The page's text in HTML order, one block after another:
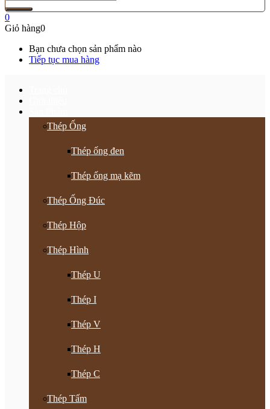
0
Giỏ hàng0
Bạn chưa chọn sản phẩm nào
Tiếp tục mua hàng
Thép Ống
Thép ống đen
Thép ống mạ kẽm
Thép Ống Đúc
Thép Hộp
Thép Hình
Thép U
Thép I
Thép V
Thép H
Thép C
Thép Tấm